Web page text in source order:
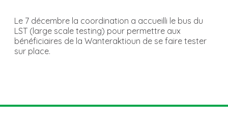
Le 7 décembre la coordination a accueilli le bus du
LST (large scale testing) pour permettre aux
bénéficiaires de la Wanteraktioun de se faire tester
sur place.